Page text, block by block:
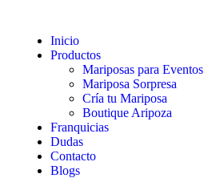
Inicio
Productos
Mariposas para Eventos
Mariposa Sorpresa
Cría tu Mariposa
Boutique Aripoza
Franquicias
Dudas
Contacto
Blogs